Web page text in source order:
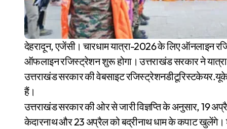
देहरादून, एजेंसी। चारधाम यात्रा-2026 के लिए ऑनलाइन रजिस्ट्रेशन आज सुबह 7 बजे से शुरू हो गया है। जबकि 17 अप्रैल से
ऑफलाइन रजिस्ट्रेशन शुरू होगा। उत्तराखंड सरकार ने
उत्तराखंड सरकार की वेबसाइट
हैं।
उत्तराखंड सरकार की ओर से जारी विज्ञप्ति के अनुसार, 19
केदारनाथ और 23 अप्रैल को बद्रीनाथ धाम के कपाट खुलेंगे।